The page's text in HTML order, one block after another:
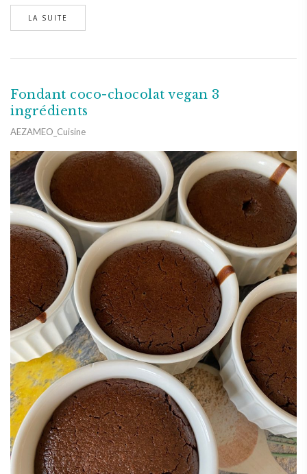
LA SUITE
Fondant coco-chocolat vegan 3
ingrédients
AEZAMEO_Cuisine